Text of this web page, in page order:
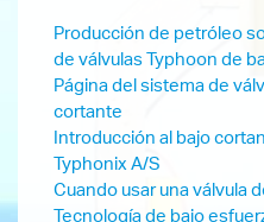
Producción de petróleo
de válvulas Typhoon de
Página del sistema de
cortante
Introducción al bajo
Typhonix A/S
Cuando usar una válvula
Tecnología de bajo